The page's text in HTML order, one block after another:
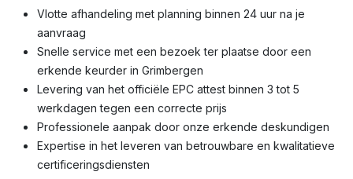
Vlotte afhandeling met planning binnen 24 uur na je
aanvraag
Snelle service met een bezoek ter plaatse door een
erkende keurder in Grimbergen
Levering van het officiële EPC attest binnen 3 tot 5
werkdagen tegen een correcte prijs
Professionele aanpak door onze erkende deskundigen
Expertise in het leveren van betrouwbare en kwalitatieve
certificeringsdiensten